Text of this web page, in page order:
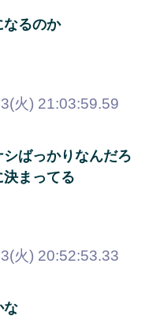
なるのか
火) 21:03:59.59
ばっかりなんだろ
まってる
火) 20:52:53.33
な